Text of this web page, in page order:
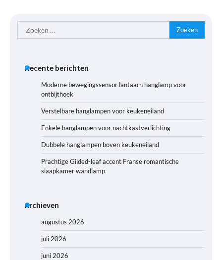
Zoeken
naar:
Recente berichten
Moderne bewegingssensor lantaarn hanglamp voor
ontbijthoek
Verstelbare hanglampen voor keukeneiland
Enkele hanglampen voor nachtkastverlichting
Dubbele hanglampen boven keukeneiland
Prachtige Gilded-leaf accent Franse romantische
slaapkamer wandlamp
Archieven
augustus 2026
juli 2026
juni 2026